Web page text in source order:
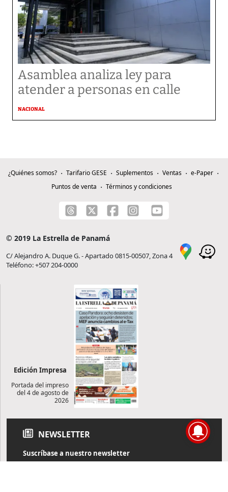
Asamblea analiza ley para
atender a personas en calle
NACIONAL
¿Quiénes somos? Tarifario GESE Suplementos Ventas
e-Paper
Puntos de venta
Términos y condiciones
© 2019 La Estrella de Panamá
C/ Alejandro A. Duque G. - Apartado 0815-00507, Zona 4
Teléfono: +507 204-0000
Edición Impresa
Portada del impreso
del 4 de agosto de
2026
NEWSLETTER
Suscríbase a nuestro newsletter
Reciba diariamente información de actualidad directamente en